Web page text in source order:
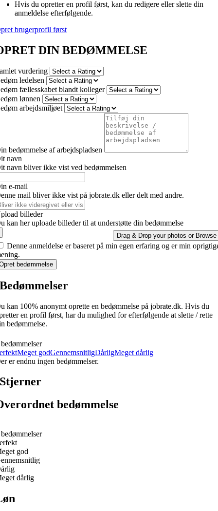
Hvis du opretter en profil først, kan du redigere eller slette din
anmeldelse efterfølgende.
brugerprofil først
DIN BEDØMMELSE
vurdering
ledelsen
fællesskabet blandt kolleger
lønnen
arbejdsmiljøet
bedømmelse af arbejdspladsen
navn
navn bliver ikke vist ved bedømmelsen
e-mail
mail bliver ikke vist på jobrate.dk eller delt med andre.
billeder
kan her uploade billeder til at understøtte din bedømmelse
Drag & Drop your photos or Browse
Denne anmeldelse er baseret på min egen erfaring og er min
bedømmelse
Bedømmelser
kan 100% anonymt oprette en bedømmelse på jobrate.dk. Hvis du
en profil først, har du mulighed for efterfølgende at slette / rette
bedømmelse.
Meget godGennemsnitligDårligMeget dårlig
er endnu ingen bedømmelser.
Stjerner
bedømmelse
god
dårlig